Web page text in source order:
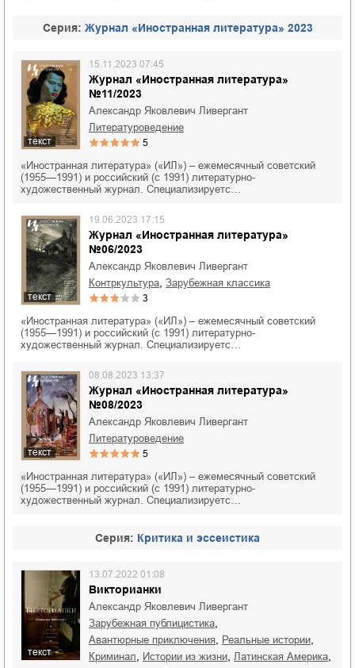
Cерия: Журнал «Иностранная литература» 2023
текст
Журнал «Иностранная литература»
№11/2023
15.11.2023 07:45
Александр Яковлевич Ливергант
литературоведение
5
«Иностранная литература» («ИЛ») – ежемесячный советский
(1955—1991) и российский (с 1991) литературно-
художественный журнал. Специализируетс…
текст
Журнал «Иностранная литература»
№06/2023
19.06.2023 17:15
Александр Яковлевич Ливергант
контркультура, зарубежная классика
3
«Иностранная литература» («ИЛ») – ежемесячный советский
(1955—1991) и российский (с 1991) литературно-
художественный журнал. Специализируетс…
текст
Журнал «Иностранная литература»
№08/2023
08.08.2023 13:37
Александр Яковлевич Ливергант
литературоведение
5
«Иностранная литература» («ИЛ») – ежемесячный советский
(1955—1991) и российский (с 1991) литературно-
художественный журнал. Специализируетс…
Cерия: Критика и эссеистика
текст
Викторианки
13.07.2022 01:08
Александр Яковлевич Ливергант
зарубежная публицистика,
авантюрные приключения, реальные истории,
криминал, истории из жизни, Латинская Америка,